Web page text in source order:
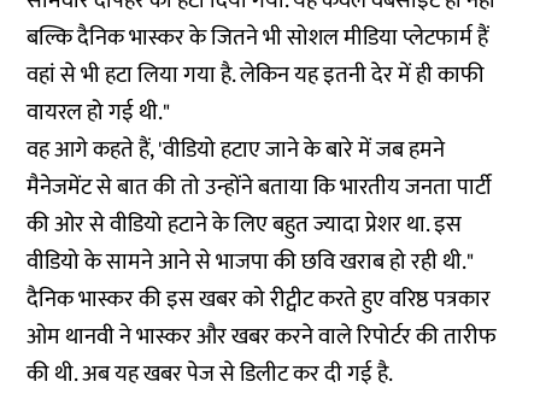
बल्कि दैनिक भास्कर के जितने भी सोशल मीडिया प्लेटफार्म हैं
वहां से भी हटा लिया गया है. लेकिन यह इतनी देर में ही काफी
वायरल हो गई थी."
वह आगे कहते हैं, 'वीडियो हटाए जाने के बारे में जब हमने
मैनेजमेंट से बात की तो उन्होंने बताया कि भारतीय जनता पार्टी
की ओर से वीडियो हटाने के लिए बहुत ज्यादा प्रेशर था. इस
वीडियो के सामने आने से भाजपा की छवि खराब हो रही थी."
दैनिक भास्कर की इस खबर को रीट्वीट करते हुए वरिष्ठ पत्रकार
ओम थानवी ने भास्कर और खबर करने वाले रिपोर्टर की तारीफ
की थी. अब यह खबर पेज से डिलीट कर दी गई है.